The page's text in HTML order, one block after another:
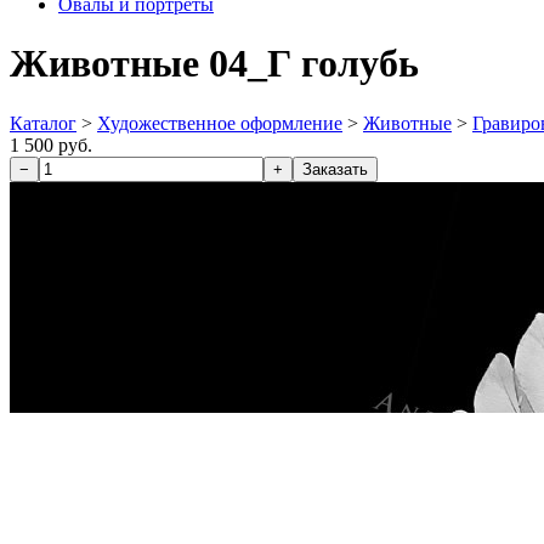
Овалы и портреты
Животные 04_Г голубь
Каталог > Художественное оформление > Животные >
1 500 руб.